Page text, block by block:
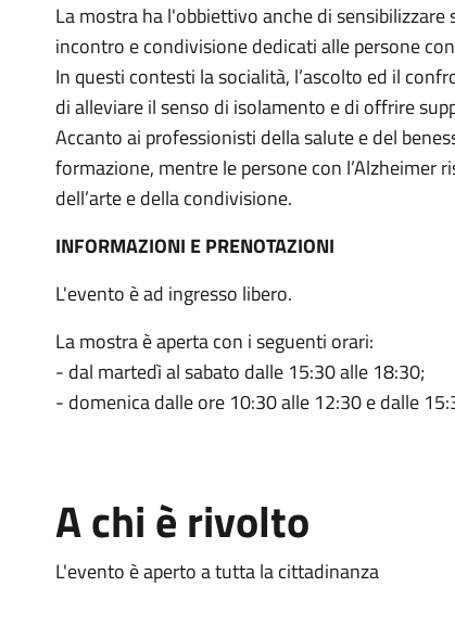
La mostra ha l'obbiettivo anche di sensibilizzare
incontro e condivisione dedicati alle persone
In questi contesti la socialità, l’ascolto ed il
di alleviare il senso di isolamento e di offrire
Accanto ai professionisti della salute e del
formazione, mentre le persone con l’Alzheimer
dell’arte e della condivisione.
INFORMAZIONI E PRENOTAZIONI
L'evento è ad ingresso libero.
La mostra è aperta con i seguenti orari:
- dal martedì al sabato dalle 15:30 alle 18:30;
- domenica dalle ore 10:30 alle 12:30 e dalle
A chi è rivolto
L'evento è aperto a tutta la cittadinanza